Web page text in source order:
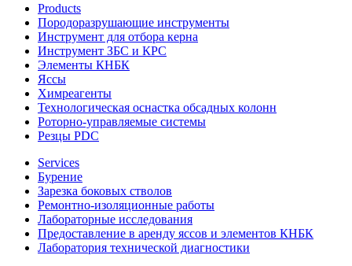
Products
Породоразрушающие инструменты
Инструмент для отбора керна
Инструмент ЗБС и КРС
Элементы КНБК
Яссы
Химреагенты
Технологическая оснастка обсадных колонн
Роторно-управляемые системы
Резцы PDC
Services
Бурение
Зарезка боковых стволов
Ремонтно-изоляционные работы
Лабораторные исследования
Предоставление в аренду яссов и элементов КНБК
Лаборатория технической диагностики